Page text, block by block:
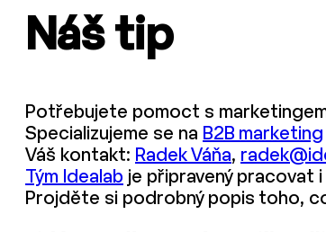
Náš tip
Potřebujete pomoct s
Specializujeme se na B2B marketing
Váš kontakt: Radek Váňa,
Tým Idealab je připravený pracovat i
Projděte si podrobný popis toho,